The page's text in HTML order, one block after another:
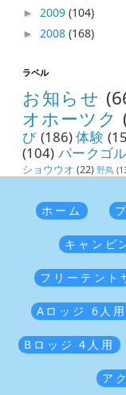
► 2009(104)
► 2008(168)
ラベル
お知らせ
オホーツク
び (186)体験
(104) パークゴ
ショウウオ (22) 野鳥
ホーム
キャンピ
フリーテント
Aロッジ 6人用
Bロッジ 4人用
ア